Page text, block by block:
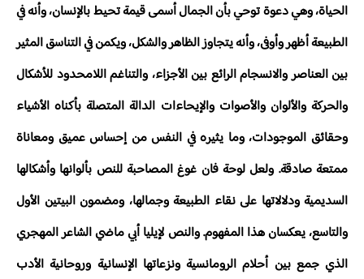
الحياة، وهي دعوة توحي بأن الجمال أسمى قيمة تحيط بالإنسان، وأنه في
الطبيعة أظهر وأوفى، وأنه يتجاوز الظاهر والشكل، ويكمن في التناسق المثير
بين العناصر والانسجام الرائع بين الأجزاء، والتناغم اللامحدود للأشكال
والحركة والألوان والأصوات والإيحاءات الدالة المتصلة بأكناه الأشياء
وحقائق الموجودات، وما يثيره في النفس من إحساس عميق ومعاناة
ممتعة صادقة. ولعل لوحة فان غوغ المصاحبة للنص بألوانها وأشكالها
السديمية ودلالاتها على نقاء الطبيعة وجمالها، ومضمون البيتين الأول
والتاسع، يعكسان هذا المفهوم. والنص لإيليا أبي ماضي الشاعر المهجري
الذي جمع بين أحلام الرومانسية ونزعاتها الإنسانية وروحانية الأدب